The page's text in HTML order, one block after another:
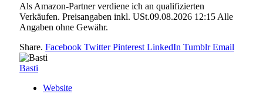
Als Amazon-Partner verdiene ich an qualifizierten
Verkäufen. Preisangaben inkl. USt.09.08.2026 12:15 Alle
Angaben ohne Gewähr.
Share. Facebook Twitter Pinterest LinkedIn Tumblr Email
Basti
Website